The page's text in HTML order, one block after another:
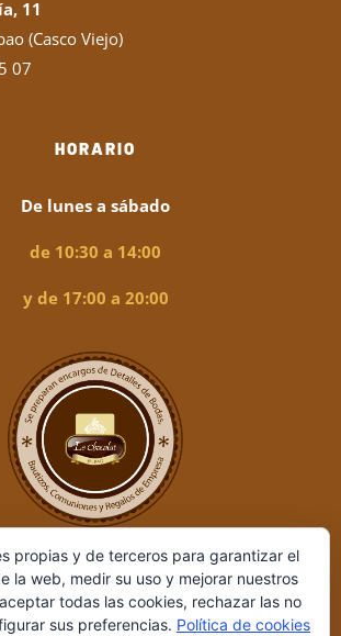
11
(Casco Viejo)
07
HORARIO
De lunes a sábado
de 10:30 a 14:00
y de 17:00 a 20:00
propias y de terceros para garantizar el
la web, medir su uso y mejorar nuestros
todas las cookies, rechazar las no
sus preferencias. Política de cookies